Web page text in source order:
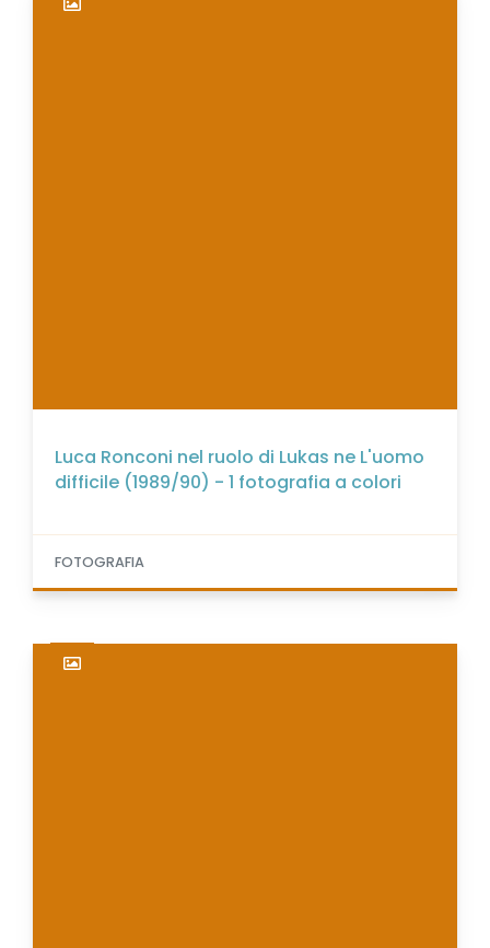
Luca Ronconi nel ruolo di Lukas ne L'uomo
difficile (1989/90) - 1 fotografia a colori
FOTOGRAFIA